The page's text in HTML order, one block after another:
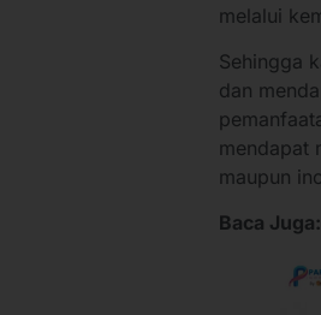
melalui
Sehingga
dan
mendapat
maupun
Baca Juga: